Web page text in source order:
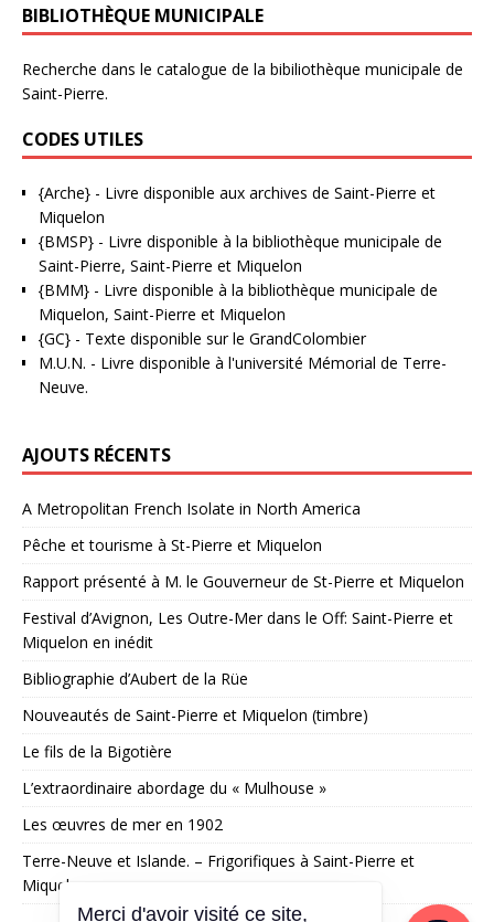
BIBLIOTHÈQUE MUNICIPALE
Recherche dans le catalogue de la bibiliothèque municipale de
Saint-Pierre.
CODES UTILES
{Arche} - Livre disponible aux archives de Saint-Pierre et
Miquelon
{BMSP} - Livre disponible à la bibliothèque municipale de
Saint-Pierre, Saint-Pierre et Miquelon
{BMM} - Livre disponible à la bibliothèque municipale de
Miquelon, Saint-Pierre et Miquelon
{GC} - Texte disponible sur le GrandColombier
M.U.N. - Livre disponible à l'université Mémorial de Terre-
Neuve.
AJOUTS RÉCENTS
A Metropolitan French Isolate in North America
Pêche et tourisme à St-Pierre et Miquelon
Rapport présenté à M. le Gouverneur de St-Pierre et Miquelon
Festival d’Avignon, Les Outre-Mer dans le Off: Saint-Pierre et
Miquelon en inédit
Bibliographie d’Aubert de la Rüe
Nouveautés de Saint-Pierre et Miquelon (timbre)
Le fils de la Bigotière
L’extraordinaire abordage du « Mulhouse »
Les œuvres de mer en 1902
Terre-Neuve et Islande. – Frigorifiques à Saint-Pierre et
Miquelon
Merci d'avoir visité ce site,